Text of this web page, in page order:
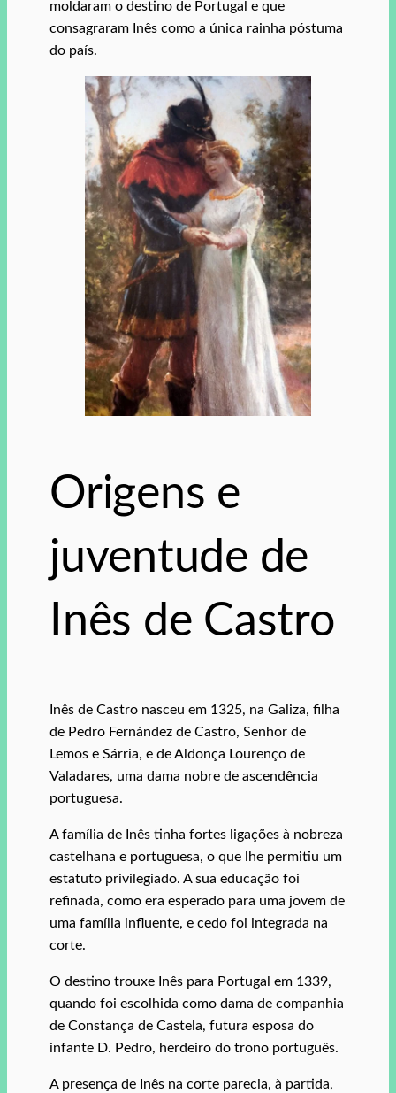
moldaram o destino de Portugal e que
consagraram Inês como a única rainha póstuma
do país.
Origens e
juventude de
Inês de Castro
Inês de Castro nasceu em 1325, na Galiza, filha
de Pedro Fernández de Castro, Senhor de
Lemos e Sárria, e de Aldonça Lourenço de
Valadares, uma dama nobre de ascendência
portuguesa.
A família de Inês tinha fortes ligações à nobreza
castelhana e portuguesa, o que lhe permitiu um
estatuto privilegiado. A sua educação foi
refinada, como era esperado para uma jovem de
uma família influente, e cedo foi integrada na
corte.
O destino trouxe Inês para Portugal em 1339,
quando foi escolhida como dama de companhia
de Constança de Castela, futura esposa do
infante D. Pedro, herdeiro do trono português.
A presença de Inês na corte parecia, à partida,